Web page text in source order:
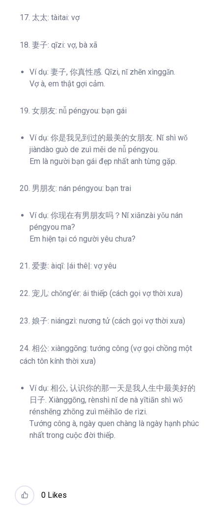
17. 太太: tàitai: vợ
18. 妻子: qīzi: vợ, bà xã
Ví dụ: 妻子, 你真性感. Qīzi, nǐ zhēn xìnggǎn.
Vợ à, em thật gợi cảm.
19. 女朋友: nǚ péngyou: bạn gái
Ví dụ: 你是我见到过的最美的女朋友. Nǐ shì wǒ
jiàndào guò de zuì měi de nǚ péngyou.
Em là người bạn gái đẹp nhất anh từng gặp.
20. 男朋友: nán péngyou: bạn trai
Ví dụ: 你现在有男朋友吗？Nǐ xiānzài yǒu nán
péngyou ma?
Em hiện tại có người yêu chưa?
21. 爱妻: àiqī: |ái thê|: vợ yêu
22. 宠儿: chǒng’ér: ái thiếp (cách gọi vợ thời xưa)
23. 娘子: niángzì: nương tử (cách gọi vợ thời xưa)
24. 相公: xiànggōng: tướng công (vợ gọi chồng một
cách tôn kính thời xưa)
Ví dụ: 相公, 认识你的那一天是我人生中最美好的
日子. Xiànggōng, rènshì nǐ de nà yītiān shì wǒ
rénshēng zhōng zuì měihǎo de rìzi.
Tướng công à, ngày quen chàng là ngày hạnh phúc
nhất trong cuộc đời thiếp.
0 Likes